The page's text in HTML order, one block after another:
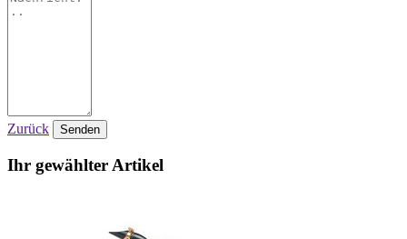
Zurück Senden
Ihr gewählter Artikel